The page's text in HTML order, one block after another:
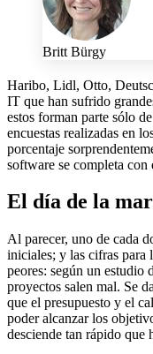
Britt Bürgy
Haribo, Lidl, Otto,
IT que han sufrido
estos forman parte sólo
encuestas realizadas en
porcentaje
software se completa con
El día de la
Al parecer, uno de cada
iniciales; y las cifras para
peores: según un estudio
proyectos salen mal. Se
que el presupuesto y el
poder alcanzar los
desciende tan rápido que